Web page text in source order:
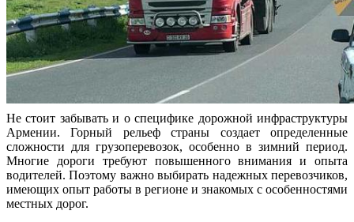
Не стоит забывать и о специфике дорожной инфраструктуры
Армении. Горный рельеф страны создает определенные
сложности для грузоперевозок, особенно в зимний период.
Многие дороги требуют повышенного внимания и опыта
водителей. Поэтому важно выбирать надежных перевозчиков,
имеющих опыт работы в регионе и знакомых с особенностями
местных дорог.